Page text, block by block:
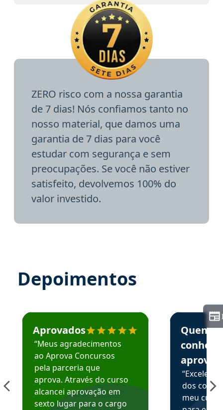
ZERO risco com a nossa garantia
de 7 dias! Nós confiamos tanto no
nosso material, que damos uma
garantia de 7 dias para você
estudar com segurança e sem
preocupações. Se você não estiver
satisfeito, devolvemos 100% do
valor investido.
Depoimentos
Estudante José recomenda o Aprova Concursos em
Aprovados
“Meus agradecimentos
ao Aprova Concursos
pela parceria que
aprova. Através do curso
alcancei aprovação em
sexto lugar para o cargo
Estudante
Quem
aprova
dos
meu